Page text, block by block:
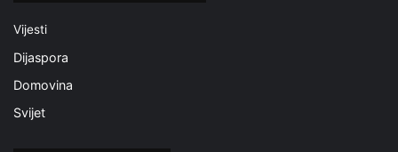
Vijesti
Dijaspora
Domovina
Svijet